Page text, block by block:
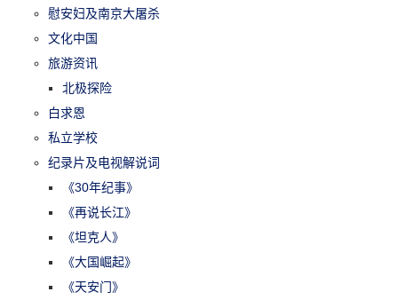
慰安妇及南京大屠杀
文化中国
旅游资讯
北极探险
白求恩
私立学校
纪录片及电视解说词
《30年纪事》
《再说长江》
《坦克人》
《大国崛起》
《天安门》